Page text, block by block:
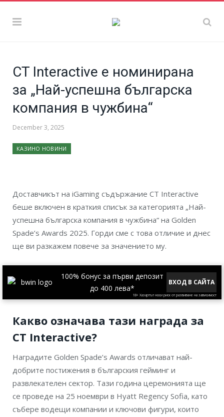
CT Interactive е номинирана
за „Най-успешна българска
компания в чужбина“
December 3, 2025
КАЗИНО НОВИНИ
Доставчикът на iGaming съдържание CT Interactive
беше включен в краткия списък за категорията „Най-
успешна българска компания в чужбина“ на Golden
Spade’s Awards 2025. Горди сме с това отличие и днес
ще ви разкажем повече за значението му.
100% бонус за първи депозит
до 400 лева*
ВХОД В САЙТА
18+ Хазартът носи риск от развиване на зависимост
Какво означава тази награда за
CT Interactive?
Наградите Golden Spade’s Awards отличават най-
добрите постижения в българския гейминг и
развлекателен сектор. Тази година церемонията ще
се проведе на 25 ноември в Hyatt Regency Sofia, като
събере водещи компании и ключови фигури, които